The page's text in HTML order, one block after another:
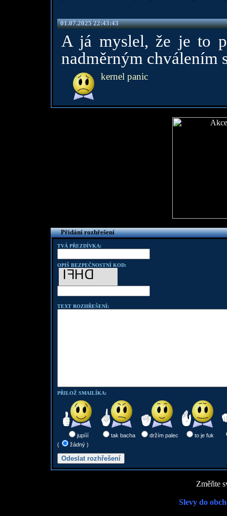
01.07.2025 22:43:43
A já myslel, že je to
nadměrným chválením
kernel panic
Přidání rozhřešení
TVÁ PŘEZDÍVKA:
OPIŠ BEZPEČNOSTNÍ KOD:
TEXT ROZHŘEŠENÍ:
PŘILOŽ SMAILÍKA:
jupííí tak bacha držím palec
to je fuk
(
žádný )
Změňte
Slevy do